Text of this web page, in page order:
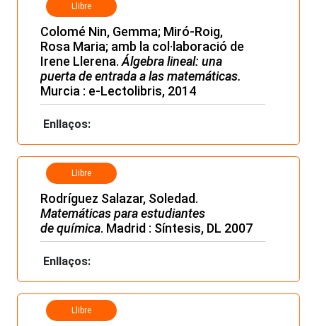
Llibre
Colomé Nin, Gemma; Miró-Roig,
Rosa Maria; amb la col·laboració de
Irene Llerena. Álgebra lineal: una
puerta de entrada a las matemáticas.
Murcia : e-Lectolibris, 2014
Enllaços:
Llibre
Rodríguez Salazar, Soledad.
Matemáticas para estudiantes
dequímica. Madrid : Síntesis, DL 2007
Enllaços:
Llibre